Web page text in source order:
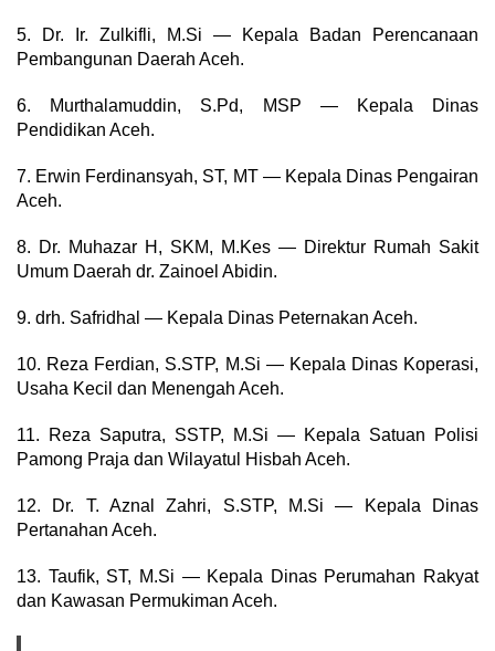
5. Dr. Ir. Zulkifli, M.Si — Kepala Badan Perencanaan
Pembangunan Daerah Aceh.
6. Murthalamuddin, S.Pd, MSP — Kepala Dinas
Pendidikan Aceh.
7. Erwin Ferdinansyah, ST, MT — Kepala Dinas Pengairan
Aceh.
8. Dr. Muhazar H, SKM, M.Kes — Direktur Rumah Sakit
Umum Daerah dr. Zainoel Abidin.
9. drh. Safridhal — Kepala Dinas Peternakan Aceh.
10. Reza Ferdian, S.STP, M.Si — Kepala Dinas Koperasi,
Usaha Kecil dan Menengah Aceh.
11. Reza Saputra, SSTP, M.Si — Kepala Satuan Polisi
Pamong Praja dan Wilayatul Hisbah Aceh.
12. Dr. T. Aznal Zahri, S.STP, M.Si — Kepala Dinas
Pertanahan Aceh.
13. Taufik, ST, M.Si — Kepala Dinas Perumahan Rakyat
dan Kawasan Permukiman Aceh.